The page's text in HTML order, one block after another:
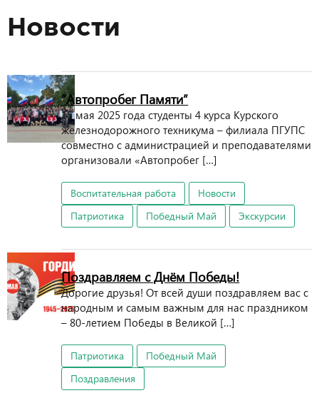
Новости
“Автопробег Памяти”
15 мая 2025 года студенты 4 курса Курского
железнодорожного техникума – филиала ПГУПС
совместно с администрацией и преподавателями
организовали «Автопробег […]
Воспитательная работа
Новости
Патриотика
Победный Май Экскурсии
Поздравляем с Днём Победы!
Дорогие друзья! От всей души поздравляем вас с
народным и самым важным для нас праздником
– 80-летием Победы в Великой […]
Патриотика
Победный Май
Поздравления